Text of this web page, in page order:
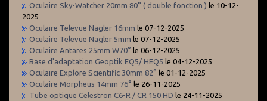
Oculaire Sky-Watcher 20mm 80° ( double fonction ) le 10-12-
2025
Oculaire Televue Nagler 16mm le 07-12-2025
Oculaire Televue Nagler 5mm le 07-12-2025
Oculaire Antares 25mm W70° le 06-12-2025
Base d'adaptation Geoptik EQ5/ HEQ5 le 04-12-2025
Oculaire Explore Scientific 30mm 82° le 01-12-2025
Oculaire Morpheus 14mm 76° le 26-11-2025
Tube optique Celestron C6-R / CR 150 HD le 24-11-2025